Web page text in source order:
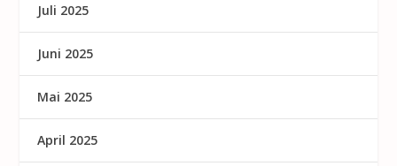
Juli 2025
Juni 2025
Mai 2025
April 2025